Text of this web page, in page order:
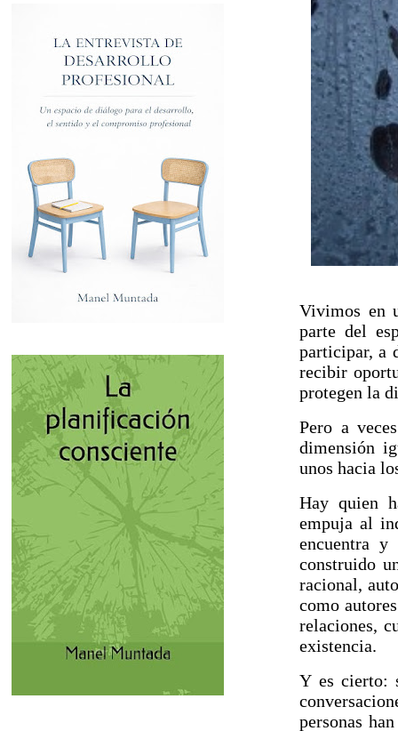
Vivimos en
parte del
participar, a
recibir
protegen la
Pero a
dimensión
unos hacia
Hay quien
empuja al
encuentra
construido
racional,
como
relaciones,
existencia.
Y es cierto:
personas